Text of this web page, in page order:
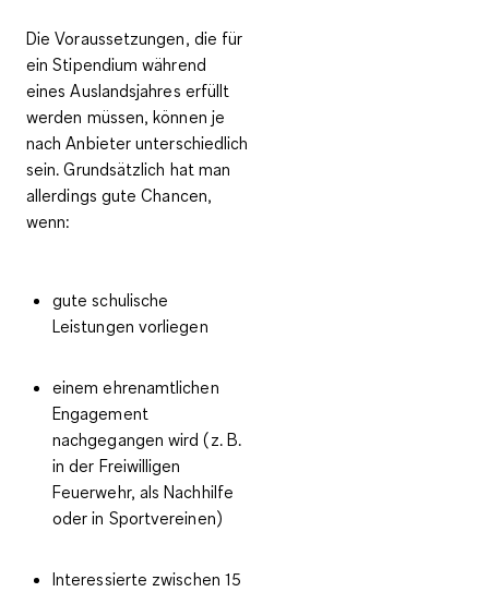
Die Voraussetzungen, die für
ein Stipendium während
eines Auslandsjahres erfüllt
werden müssen, können je
nach Anbieter unterschiedlich
sein. Grundsätzlich hat man
allerdings gute Chancen,
wenn:
gute schulische
Leistungen vorliegen
einem ehrenamtlichen
Engagement
nachgegangen wird (z. B.
in der Freiwilligen
Feuerwehr, als Nachhilfe
oder in Sportvereinen)
Interessierte zwischen 15